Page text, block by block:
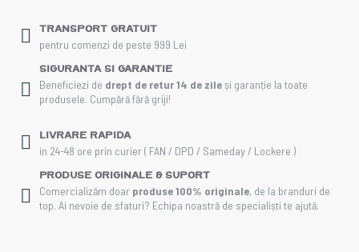
Transport gratuit
pentru comenzi de peste 999 Lei
Siguranta si Garantie
Beneficiezi de drept de retur 14 de zileși garanție la toate
produsele. Cumpără fără griji!
Livrare rapida
in 24-48 ore prin curier ( FAN / DPD / Sameday / Lockere )
Produse Originale & Suport
Comercializăm doar produse 100% originale, de la branduri de
top. Ai nevoie de sfaturi? Echipa noastră de specialiști te ajută.